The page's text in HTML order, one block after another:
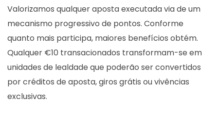
Valorizamos qualquer aposta executada via de um
mecanismo progressivo de pontos. Conforme
quanto mais participa, maiores benefícios obtém.
Qualquer €10 transacionados transformam-se em
unidades de lealdade que poderão ser convertidos
por créditos de aposta, giros grátis ou vivências
exclusivas.